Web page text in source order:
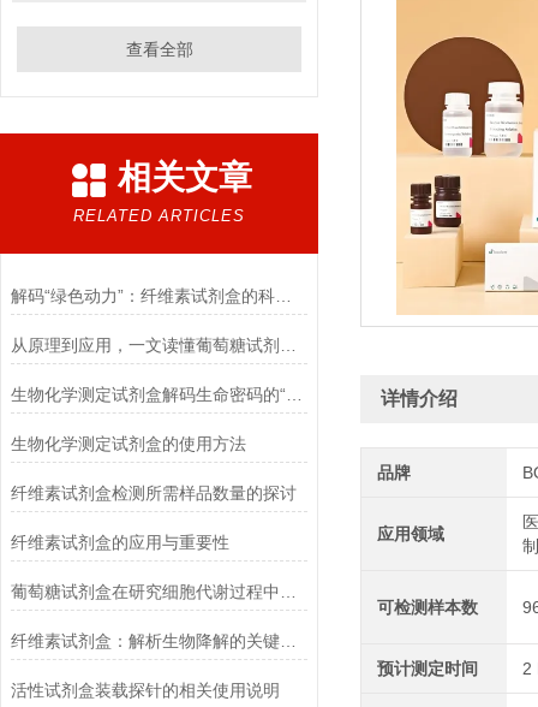
查看全部
相关文章
RELATED ARTICLES
解码“绿色动力”：纤维素试剂盒的科学逻辑
生物化学测定试剂盒的使用方法
纤维素试剂盒检测所需样品数量的探讨
纤维素试剂盒的应用与重要性
纤维素试剂盒：解析生物降解的关键利器
活性试剂盒装载探针的相关使用说明
详情介绍
品牌
应用领域
可检测样本数
预计测定时间 2